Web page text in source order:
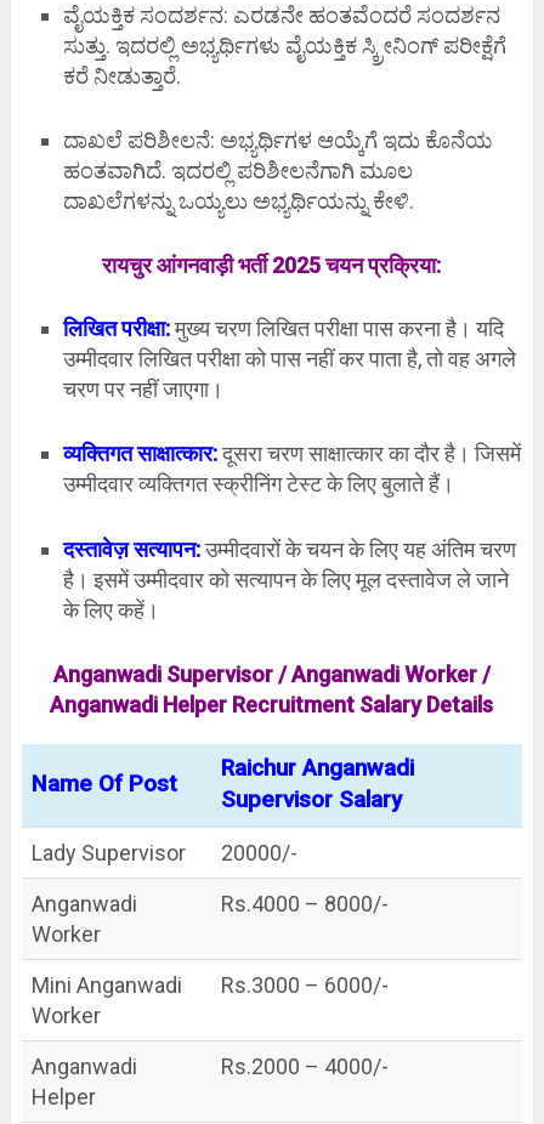
ವೈಯಕ್ತಿಕ ಸಂದರ್ಶನ: ಎರಡನೇ ಹಂತವೆಂದರೆ ಸಂದರ್ಶನ
ಸುತ್ತು. ಇದರಲ್ಲಿ ಅಭ್ಯರ್ಥಿಗಳು ವೈಯಕ್ತಿಕ ಸ್ಕ್ರೀನಿಂಗ್ ಪರೀಕ್ಷೆಗೆ
ಕರೆ ನೀಡುತ್ತಾರೆ.
ದಾಖಲೆ ಪರಿಶೀಲನೆ: ಅಭ್ಯರ್ಥಿಗಳ ಆಯ್ಕೆಗೆ ಇದು ಕೊನೆಯ
ಹಂತವಾಗಿದೆ. ಇದರಲ್ಲಿ ಪರಿಶೀಲನೆಗಾಗಿ ಮೂಲ
ದಾಖಲೆಗಳನ್ನು ಒಯ್ಯಲು ಅಭ್ಯರ್ಥಿಯನ್ನು ಕೇಳಿ.
रायचुर आंगनवाड़ी भर्ती 2025 चयन प्रक्रिया:
लिखित परीक्षा:मुख्य चरण लिखित परीक्षा पास करना है। यदि
उम्मीदवार लिखित परीक्षा को पास नहीं कर पाता है, तो वह अगले
चरण पर नहीं जाएगा।
व्यक्तिगत साक्षात्कार:दूसरा चरण साक्षात्कार का दौर है। जिसमें
उम्मीदवार व्यक्तिगत स्क्रीनिंग टेस्ट के लिए बुलाते हैं।
दस्तावेज़ सत्यापन:उम्मीदवारों के चयन के लिए यह अंतिम चरण
है। इसमें उम्मीदवार को सत्यापन के लिए मूल दस्तावेज ले जाने
के लिए कहें।
Anganwadi Supervisor / Anganwadi Worker /
Anganwadi Helper Recruitment Salary Details
Name Of Post
Raichur Anganwadi
Supervisor Salary
Lady Supervisor
20000/-
Anganwadi
Worker
Rs.4000 – 8000/-
Mini Anganwadi
Worker
Rs.3000 – 6000/-
Anganwadi
Helper
Rs.2000 – 4000/-